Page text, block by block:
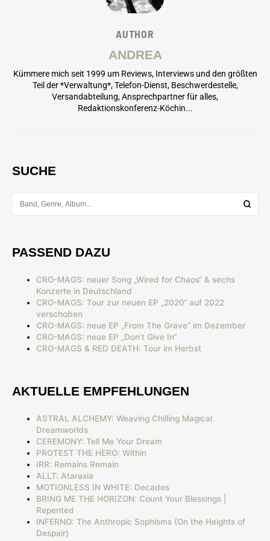
AUTHOR
ANDREA
Kümmere mich seit 1999 um Reviews, Interviews und den größten
Teil der *Verwaltung*, Telefon-Dienst, Beschwerdestelle,
Versandabteilung, Ansprechpartner für alles,
Redaktionskonferenz-Köchin...
SUCHE
PASSEND DAZU
CRO-MAGS: neuer Song „Wired for Chaos“ & sechs
Konzerte in Deutschland
CRO-MAGS: Tour zur neuen EP „2020“ auf 2022
verschoben
CRO-MAGS: neue EP „From The Grave“ im Dezember
CRO-MAGS: neue EP „Don’t Give In“
CRO-MAGS & RED DEATH: Tour im Herbst
AKTUELLE EMPFEHLUNGEN
ASTRAL ALCHEMY: Weaving Chilling Magical
Dreamworlds
CEREMONY: Tell Me Your Dream
PROTEST THE HERO: Within
IRR: Remains Remain
ALLT: Ataraxia
MOTIONLESS IN WHITE: Decades
BRING ME THE HORIZON: Count Your Blessings |
Repented
INFERNO: The Anthropic Sophisms (On the Heights of
Despair)